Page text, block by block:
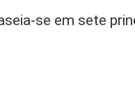
se em sete